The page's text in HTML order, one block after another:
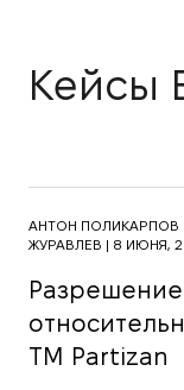
Кейсы
АНТОН ПОЛИКАРПОВ |
ЖУРАВЛЕВ | 8 ИЮНЯ,
ТМ Partizan